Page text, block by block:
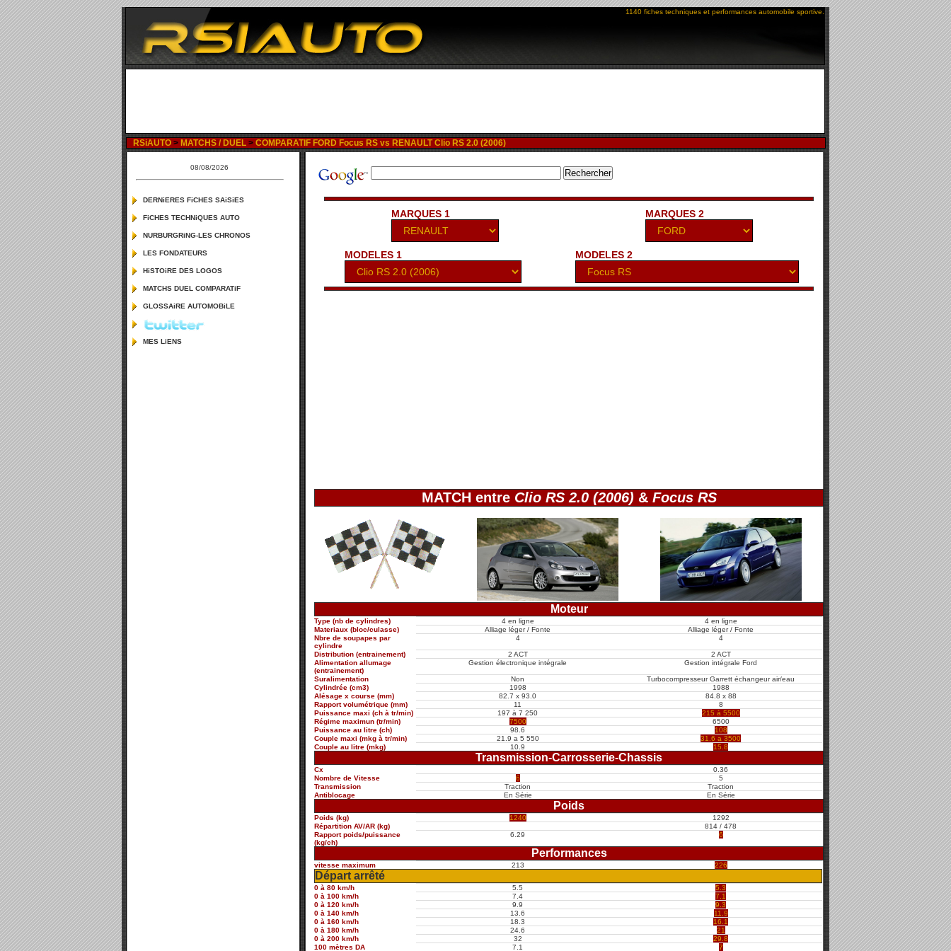
1140 fiches techniques et performances automobile sportive.
RSiAUTO > MATCHS / DUEL > COMPARATIF FORD Focus RS vs RENAULT Clio RS 2.0 (2006)
MARQUES 1 MARQUES 2
MODELES 1 MODELES 2
MATCH entre Clio RS 2.0 (2006) & Focus RS
Moteur
Type (nb de cylindres) 4 en ligne
4 en ligne
Materiaux (bloc/culasse)
Alliage léger / Fonte
Alliage léger / Fonte
Nbre de soupapes par
cylindre
4 4
Distribution (entrainement) 2 ACT
2 ACT
Alimentation allumage
(entrainement)
Gestion électronique intégrale Gestion intégrale Ford
Suralimentation Non
Turbocompresseur Garrett échangeur air/eau
Cylindrée (cm3)
1998
1988
Alésage x course (mm)
82.7 x 93.0
84.8 x 88
Rapport volumétrique (mm)
11
8
Puissance maxi (ch à tr/min)
197 à 7 250
215 à 5500
Régime maximun (tr/min)
7500
6500
Puissance au litre (ch)
98.6
108
Couple maxi (mkg à tr/min)
21.9 a 5 550
31.6 a 3500
Couple au litre (mkg)
10.9 15.8
Transmission-Carrosserie-Chassis
Cx
0.36
Nombre de Vitesse
6
5
Transmission
Traction
Traction
Antiblocage
En Série En Série
Poids
Poids (kg) 1240
1292
Répartition AV/AR (kg)
814 / 478
Rapport poids/puissance
(kg/ch)
6.29 6
Performances
vitesse maximum 213 226
Départ arrêté
0 à 80 km/h 5.5
5.3
0 à 100 km/h
7.4
7.1
0 à 120 km/h
9.9
9.3
0 à 140 km/h
13.6
11.9
0 à 160 km/h
18.3
16.1
0 à 180 km/h
24.6
21
0 à 200 km/h
32
29.8
100 mètres DA
7.1 7
08/08/2026
DERNiERES FiCHES SAiSiES
FiCHES TECHNiQUES AUTO
NURBURGRiNG-LES CHRONOS
LES FONDATEURS
HiSTOiRE DES LOGOS
MATCHS DUEL COMPARATiF
GLOSSAiRE AUTOMOBiLE
MES LiENS